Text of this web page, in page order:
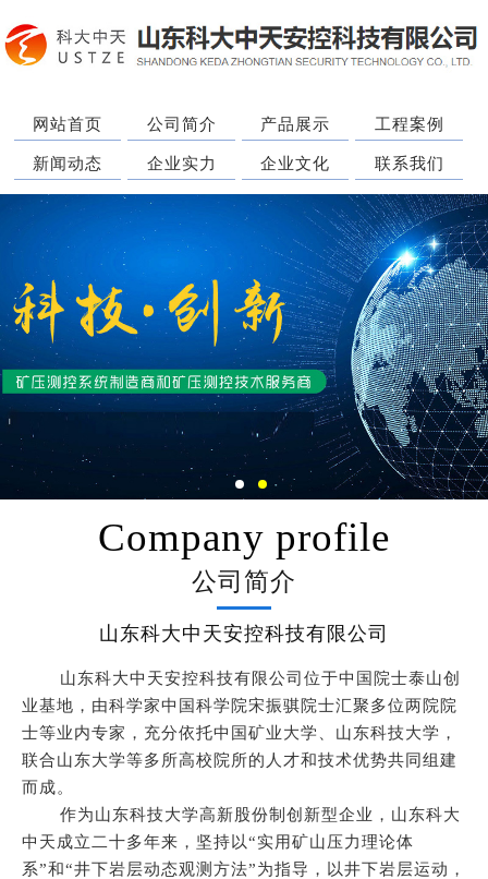
网站首页 公司简介 产品展示 工程案例
新闻动态 企业实力 企业文化 联系我们
Company profile
公司简介
山东科大中天安控科技有限公司
山东科大中天安控科技有限公司位于中国院士泰山创
业基地，由科学家中国科学院宋振骐院士汇聚多位两院院
士等业内专家，充分依托中国矿业大学、山东科技大学，
联合山东大学等多所高校院所的人才和技术优势共同组建
而成。
作为山东科技大学高新股份制创新型企业，山东科大
中天成立二十多年来，坚持以“实用矿山压力理论体
系”和“井下岩层动态观测方法”为指导，以井下岩层运动，